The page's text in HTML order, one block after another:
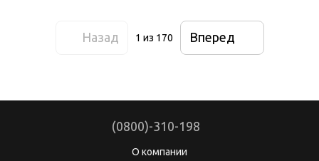
Назад 1 из 170 Вперед
(0800)-310-198
О компании